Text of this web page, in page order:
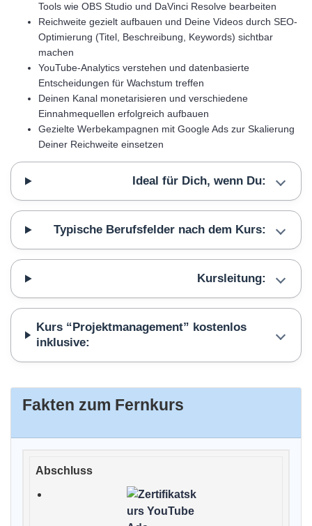
Tools wie OBS Studio und DaVinci Resolve bearbeiten
Reichweite gezielt aufbauen und Deine Videos durch SEO-
Optimierung (Titel, Beschreibung, Keywords) sichtbar
machen
YouTube-Analytics verstehen und datenbasierte
Entscheidungen für Wachstum treffen
Deinen Kanal monetarisieren und verschiedene
Einnahmequellen erfolgreich aufbauen
Gezielte Werbekampagnen mit Google Ads zur Skalierung
Deiner Reichweite einsetzen
Ideal für Dich, wenn Du:
Typische Berufsfelder nach dem Kurs:
Kursleitung:
Kurs “Projektmanagement” kostenlos
inklusive:
Fakten zum Fernkurs